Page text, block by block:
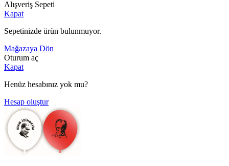
Alışveriş Sepeti
Kapat
Sepetinizde ürün bulunmuyor.
Mağazaya Dön
Oturum aç
Kapat
Henüz hesabınız yok mu?
Hesap oluştur